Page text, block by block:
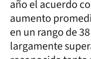
año el acuerdo
aumento
en un rango de
largamente